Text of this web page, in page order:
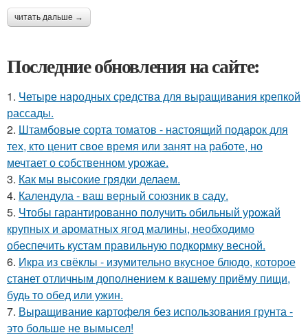
читать дальше →
Последние обновления на сайте:
1. Четыре народных средства для выращивания крепкой
рассады.
2. Штамбовые сорта томатов - настоящий подарок для
тех, кто ценит свое время или занят на работе, но
мечтает о собственном урожае.
3. Как мы высокие грядки делаем.
4. Календула - ваш верный союзник в саду.
5. Чтобы гарантированно получить обильный урожай
крупных и ароматных ягод малины, необходимо
обеспечить кустам правильную подкормку весной.
6. Икра из свёклы - изумительно вкусное блюдо, которое
станет отличным дополнением к вашему приёму пищи,
будь то обед или ужин.
7. Выращивание картофеля без использования грунта -
это больше не вымысел!